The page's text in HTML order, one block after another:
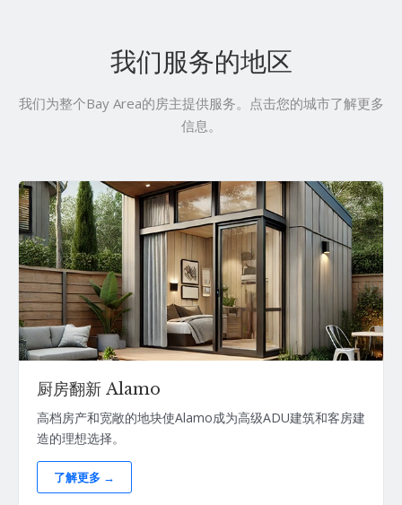
我们服务的地区
我们为整个Bay Area的房主提供服务。点击您的城市了解更多
信息。
厨房翻新 Alamo
高档房产和宽敞的地块使Alamo成为高级ADU建筑和客房建
造的理想选择。
了解更多 →